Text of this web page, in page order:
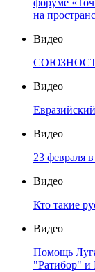
форуме
на
Видео
СОЮЗНОСТЬ.
Видео
Видео
23 февраля
Видео
Кто такие
Видео
Помощь
"Ратибор" и